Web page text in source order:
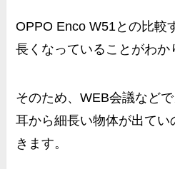
OPPO Enco W51との比較
長くなっていることがわか
そのため、WEB会議など
耳から細長い物体が出て
きます。